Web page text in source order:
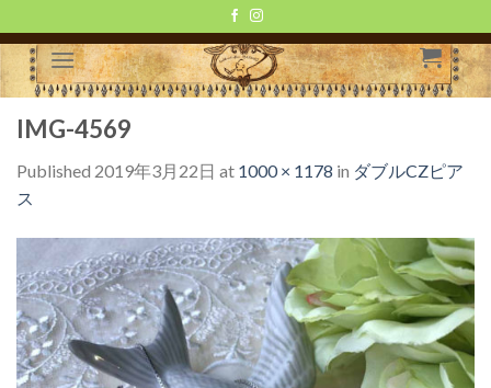
to
content
IMG-4569
Published 2019年3月22日 at 1000 × 1178 in ダブルCZピア
ス